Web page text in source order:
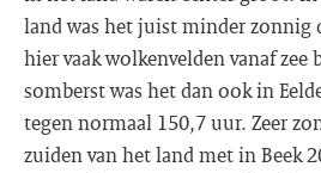
land was het juist minder zonnig
hier vaak wolkenvelden vanaf zee
somberst was het dan ook in
tegen normaal 150,7 uur. Zeer
zuiden van het land met in Beek